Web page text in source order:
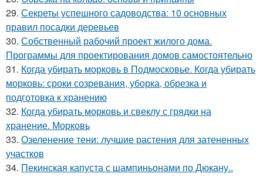
29. Секреты успешного садоводства: 10 основных
правил посадки деревьев
30. Собственный рабочий проект жилого дома.
Программы для проектирования домов самостоятельно
31. Когда убирать морковь в Подмосковье. Когда убирать
морковь: сроки созревания, уборка, обрезка и
подготовка к хранению
32. Когда убирать морковь и свеклу с грядки на
хранение. Морковь
33. Озеленение тени: лучшие растения для затененных
участков
34. Пекинская капуста с шампиньонами по Дюкану..